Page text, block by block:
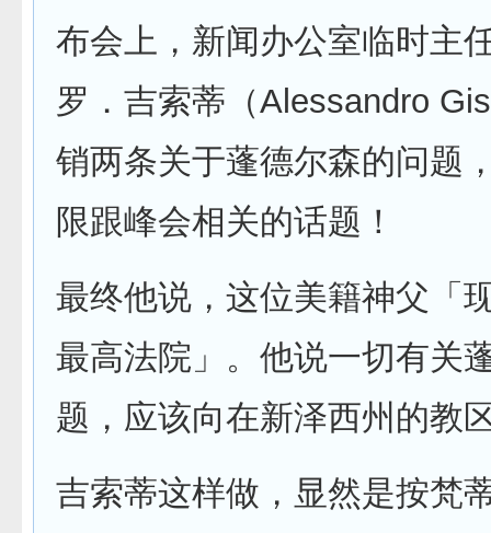
布会上，新闻办公室临时主
罗．吉索蒂（Alessandro
销两条关于蓬德尔森的问题
限跟峰会相关的话题！
最终他说，这位美籍神父「
最高法院」。他说一切有关
题，应该向在新泽西州的教
吉索蒂这样做，显然是按梵